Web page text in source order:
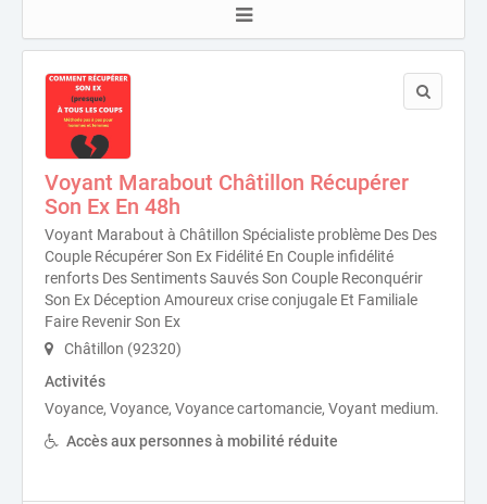
Voyant Marabout Châtillon Récupérer
Son Ex En 48h
Voyant Marabout à Châtillon Spécialiste problème Des Des
Couple Récupérer Son Ex Fidélité En Couple infidélité
renforts Des Sentiments Sauvés Son Couple Reconquérir
Son Ex Déception Amoureux crise conjugale Et Familiale
Faire Revenir Son Ex
Châtillon (92320)
Activités
Voyance, Voyance, Voyance cartomancie, Voyant medium.
Accès aux personnes à mobilité réduite